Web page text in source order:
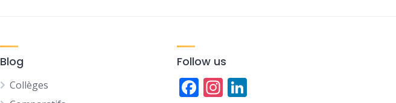
Blog
Collèges
Follow us
Facebook
Instagram